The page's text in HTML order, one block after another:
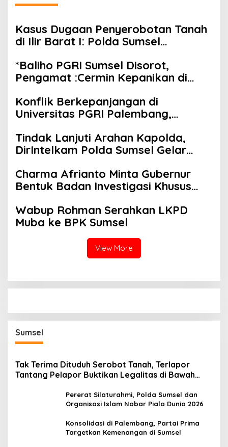
Kasus Dugaan Penyerobotan Tanah
di Ilir Barat I: Polda Sumsel
Hukum Desak Penyidik Segera
Menindaklanjuti
*Baliho PGRI Sumsel Disorot,
Pengamat :Cermin Kepanikan di
Konflik Berkepanjangan di
Universitas PGRI Palembang,
Soroti Dugaan Intimidasi dan
Tertutupnya Ruang Dialog
Tindak Lanjuti Arahan Kapolda,
DirIntelkam Polda Sumsel Gelar
Ummi
Charma Afrianto Minta Gubernur
Bentuk Badan Investigasi Khusus
Tanjung Carat
Wabup Rohman Serahkan LKPD
Muba ke BPK Sumsel
View More
Sumsel
Tak Terima Dituduh Serobot Tanah, Terlapor
Tantang Pelapor Buktikan Legalitas di Bawah
Pererat Silaturahmi, Polda Sumsel dan
Organisasi Islam Nobar Piala Dunia 2026
Konsolidasi di Palembang, Partai Prima
Targetkan Kemenangan di Sumsel